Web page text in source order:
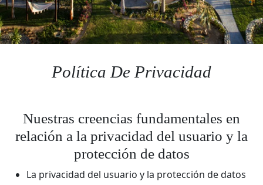
Política De Privacidad
Nuestras creencias fundamentales en
relación a la privacidad del usuario y la
protección de datos
La privacidad del usuario y la protección de datos